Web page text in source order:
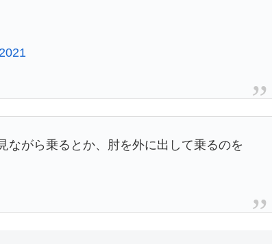
ながら乗るとか、肘を外に出して乗るのを